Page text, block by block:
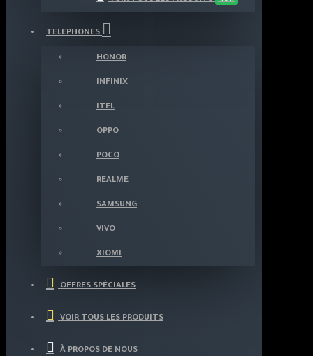
TELEPHONES
HONOR
INFINIX
ITEL
OPPO
POCO
REALME
SAMSUNG
VIVO
XIOMI
OFFRES SPÉCIALES
VOIR TOUS LES PRODUITS
À PROPOS DE NOUS